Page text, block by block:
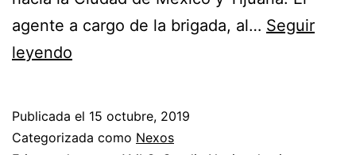
agente a cargo de la brigada, al… Seguir
leyendo
país?
Publicada el 15 octubre, 2019
Categorizada como Nexos